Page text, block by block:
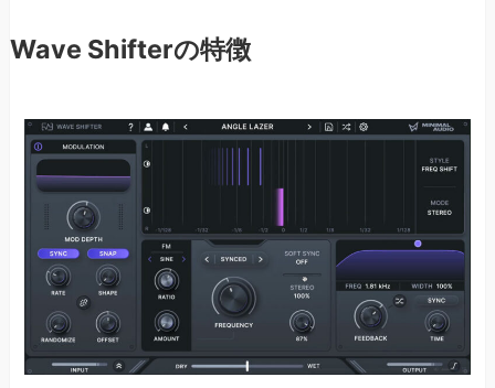
Wave Shifterの特徴